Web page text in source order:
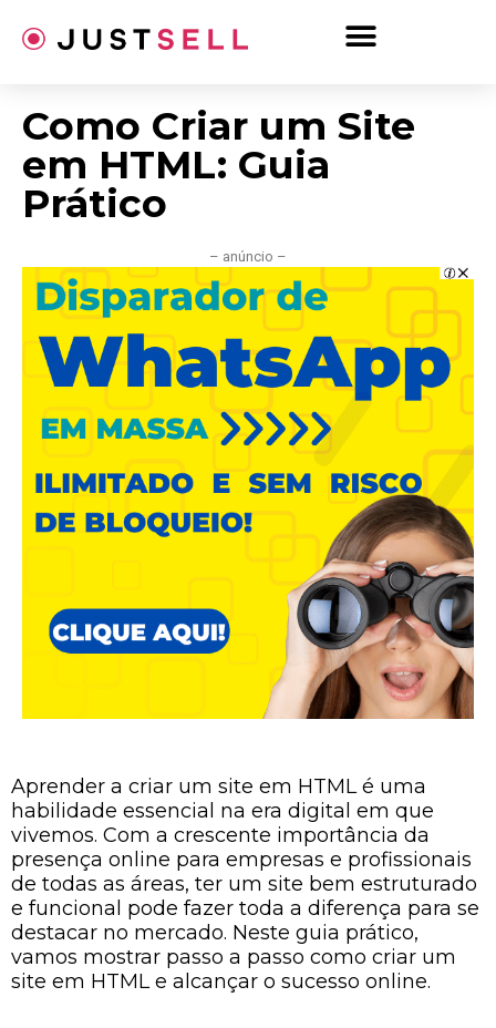
para
Como Criar um Site
em HTML: Guia
Prático
– anúncio –
Aprender a criar um site em HTML é uma
habilidade essencial na era digital em que
vivemos. Com a crescente importância da
presença online para empresas e profissionais
de todas as áreas, ter um site bem estruturado
e funcional pode fazer toda a diferença para se
destacar no mercado. Neste guia prático,
vamos mostrar passo a passo como criar um
site em HTML e alcançar o sucesso online.